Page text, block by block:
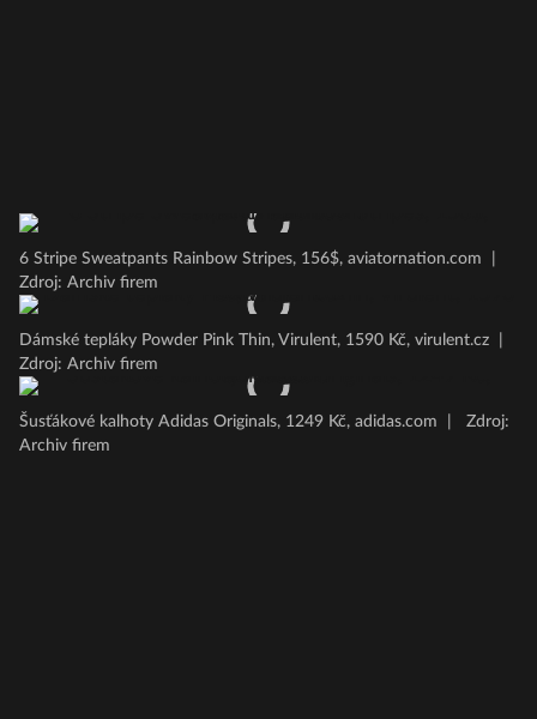
6 Stripe Sweatpants Rainbow Stripes, 156$, aviatornation.com
Zdroj: Archiv firem
Dámské tepláky Powder Pink Thin, Virulent, 1590 Kč, virulent.cz
Zdroj: Archiv firem
Šusťákové kalhoty Adidas Originals, 1249 Kč, adidas.com
Zdroj:
Archiv firem